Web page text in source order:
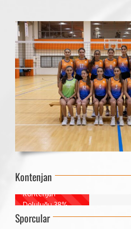
Kontenjan
Kontenjan
Doluluğu38%
Sporcular